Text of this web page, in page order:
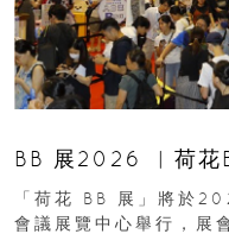
BB 展2026 ︳荷花
「荷花 BB 展」將於
會議展覽中心舉行，展